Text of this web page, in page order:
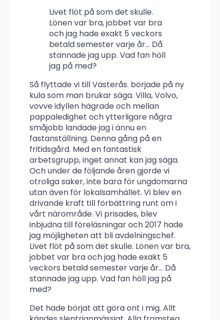
Livet flöt på som det skulle.
Lönen var bra, jobbet var bra
och jag hade exakt 5 veckors
betald semester varje år… Då
stannade jag upp. Vad fan höll
jag på med?
Så flyttade vi till Västerås. började på ny
kula som man brukar säga. Villa, Volvo,
vovve idyllen hägrade och mellan
pappaledighet och ytterligare några
småjobb landade jag i ännu en
fastanställning. Denna gång på en
fritidsgård. Med en fantastisk
arbetsgrupp, inget annat kan jag säga.
Och under de följande åren gjorde vi
otroliga saker, inte bara för ungdomarna
utan även för lokalsamhället. Vi blev en
drivande kraft till förbättring runt om i
vårt närområde. Vi prisades, blev
inbjudna till föreläsningar och 2017 hade
jag möjligheten att bli avdelningschef.
Livet flöt på som det skulle. Lönen var bra,
jobbet var bra och jag hade exakt 5
veckors betald semester varje år… Då
stannade jag upp. Vad fan höll jag på
med?
Det hade börjat att göra ont i mig. Allt